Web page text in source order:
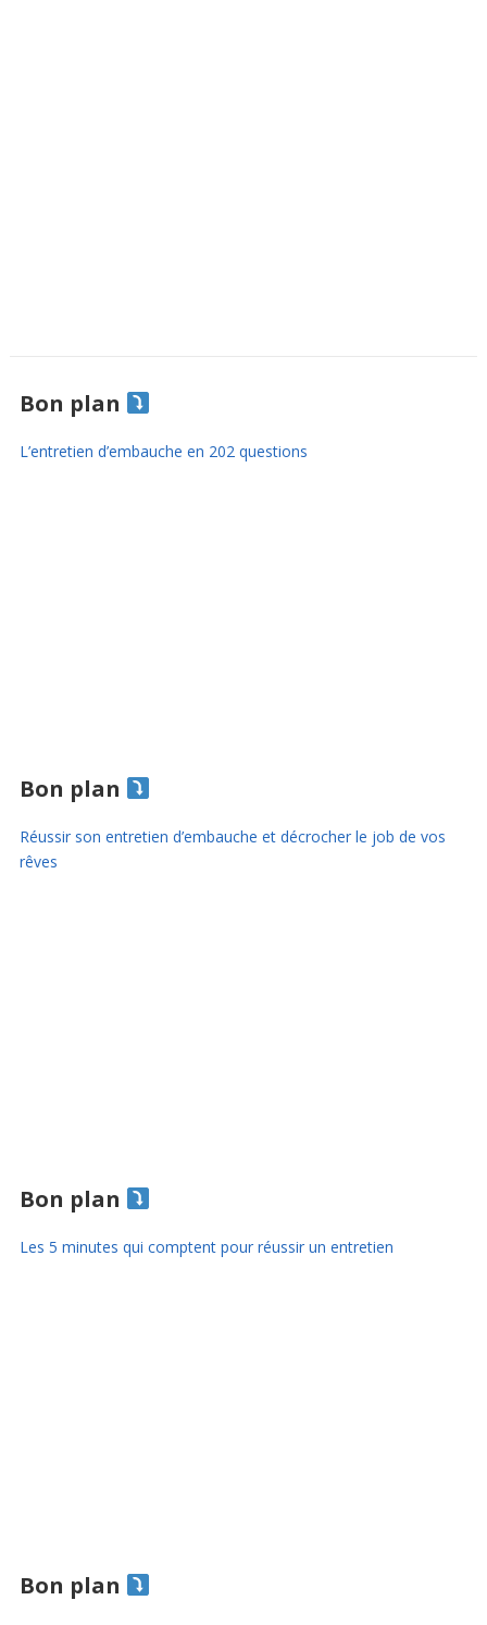
Bon plan
L’entretien d’embauche en 202 questions
Bon plan
Réussir son entretien d’embauche et décrocher le job de vos
rêves
Bon plan
Les 5 minutes qui comptent pour réussir un entretien
Bon plan